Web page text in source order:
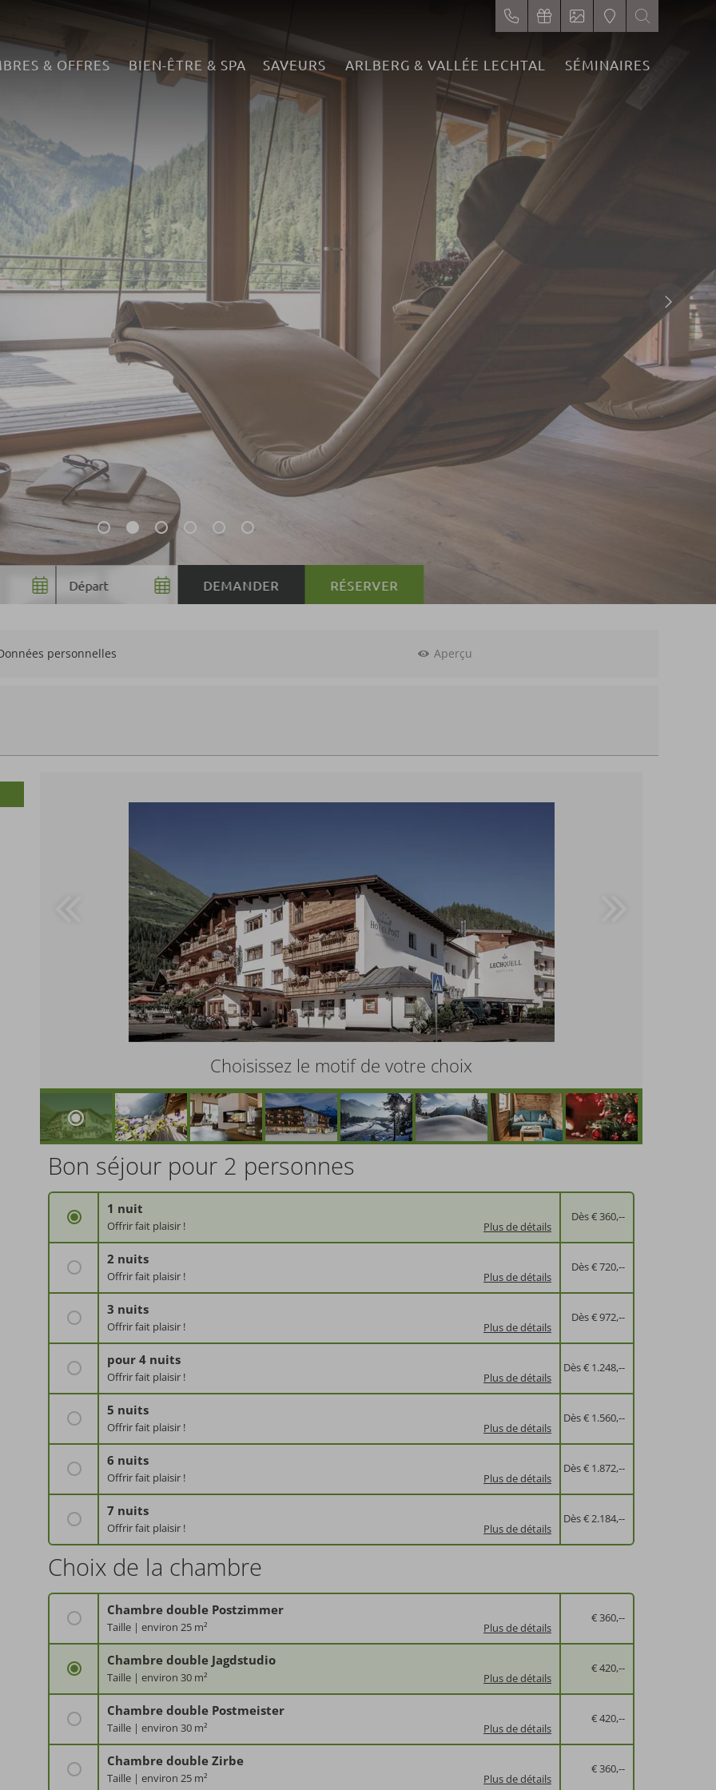
& OFFRES BIEN-ÊTRE & SPA SAVEURS ARLBERG & VALLÉE LECHTAL SÉMINAIRES
RÉSERVER
personnelles Aperçu
Choisissez le motif de votre choix
Bon séjour pour 2 personnes
Dès € 360,--
1 nuit
Plus de détails
Offrir fait plaisir !
demi-pension PLUS comprise
Dès € 720,--
2 nuits
Plus de détails
Offrir fait plaisir !
demi-pension PLUS comprise
Dès € 972,--
3 nuits
Plus de détails
Offrir fait plaisir !
demi-pension PLUS comprise
Dès € 1.248,--
pour 4 nuits
Plus de détails
Offrir fait plaisir !
avec demi-pension PLUS
Dès € 1.560,--
5 nuits
Plus de détails
Offrir fait plaisir !
demi-pension PLUS comprise
Dès € 1.872,--
6 nuits
Plus de détails
Offrir fait plaisir !
demi-pension PLUS comprise
Dès € 2.184,--
7 nuits
Plus de détails
Offrir fait plaisir !
demi-pension PLUS comprise
Choix de la chambre
€ 360,--
Chambre double Postzimmer
Plus de détails
Taille | environ 25 m²
Occupation | 1-3 personnes
Balcon | certains avec balcon
Ameublement
Chambre double avec salle de bains (douche/WC)
Sèche-cheveux
Téléphone
TV par sat.
Coffre-fort
Balcon selon les chambres
€ 420,--
Chambre double Jagdstudio
Plus de détails
Taille | environ 30 m²
Occupation | 1-2 personnes
Balcon | avec balcon
Ameublement
chambre-séjour
un salon confortable avec un canapé-lit
WC
Sèche-cheveux
Balcon
€ 420,--
Chambre double Postmeister
Plus de détails
Taille | environ 30 m²
Occupation | 1-2 personnes
Balcon | avec balcon
Ameublement
Grande chambre-séjour
Salle de bains spacieuse avec douche
€ 360,--
Chambre double Zirbe
Plus de détails
Taille | environ 25 m²